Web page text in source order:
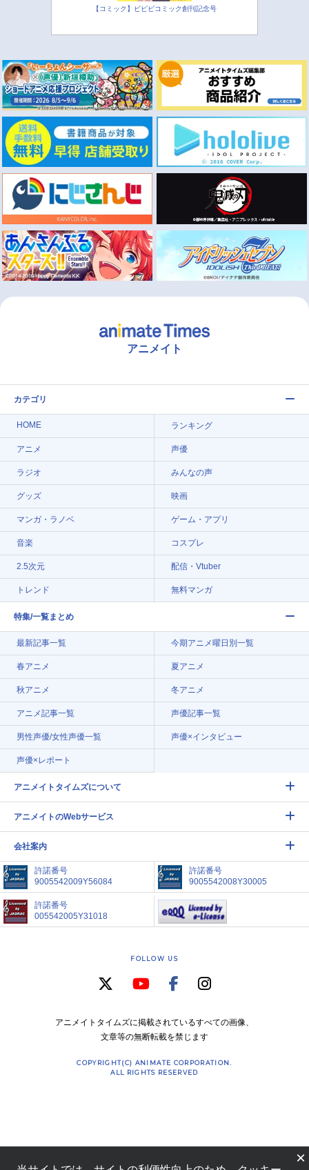
【コミック】ビビビコミック創刊記念号
アニメイト
カテゴリ
HOME ランキング
アニメ 声優
ラジオ みんなの声
グッズ 映画
マンガ・ラノベ ゲーム・アプリ
音楽 コスプレ
2.5次元 配信・Vtuber
トレンド 無料マンガ
特集/一覧まとめ
最新記事一覧 今期アニメ曜日別一覧
春アニメ 夏アニメ
秋アニメ 冬アニメ
アニメ記事一覧 声優記事一覧
男性声優/女性声優一覧 声優×インタビュー
声優×レポート
アニメイトタイムズについて
アニメイトのWebサービス
会社案内
許諾番号
9005542009Y56084
許諾番号
9005542008Y30005
許諾番号
005542005Y31018
FOLLOW US
アニメイトタイムズに掲載されているすべての画像、
文章等の無断転載を禁じます
COPYRIGHT(C) ANIMATE CORPORATION.
ALL RIGHTS RESERVED
×